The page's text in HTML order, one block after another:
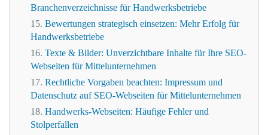
Branchenverzeichnisse für Handwerksbetriebe
Bewertungen strategisch einsetzen: Mehr Erfolg für
Handwerksbetriebe
Texte & Bilder: Unverzichtbare Inhalte für Ihre SEO-
Webseiten für Mittelunternehmen
Rechtliche Vorgaben beachten: Impressum und
Datenschutz auf SEO-Webseiten für Mittelunternehmen
Handwerks-Webseiten: Häufige Fehler und
Stolperfallen